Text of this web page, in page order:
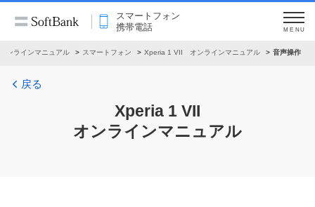
スマートフォン
携帯電話
MENU
オンラインマニュアル スマートフォン Xperia 1 VII オンラインマニュアル 音声操作
戻る
Xperia 1 VII
オンラインマニュアル